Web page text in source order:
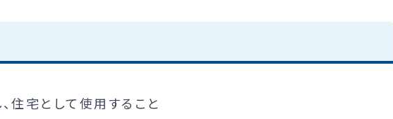
住宅として使用すること